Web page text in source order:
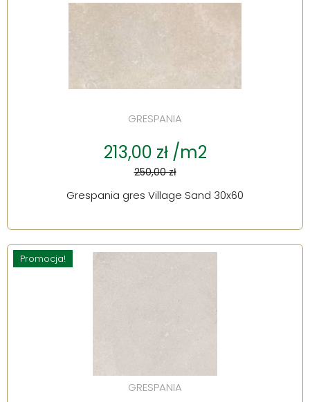
GRESPANIA
213,00 zł /m2
250,00 zł
Grespania gres Village Sand 30x60
Promocja!
GRESPANIA